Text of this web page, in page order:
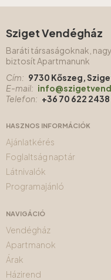
Sziget Vendégház
Baráti társaságoknak,
biztosít Apartmanunk
Cím: 9730 Kőszeg,
E-mail:
Telefon: +36 70 622 2438
HASZNOS INFORMÁCIÓK
Ajánlatkérés
Foglaltság naptár
Látnivalók
Programajánló
NAVIGÁCIÓ
Vendégház
Apartmanok
Árak
Házirend